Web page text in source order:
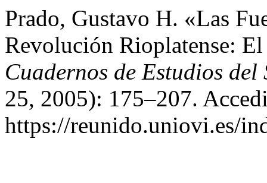
Prado, Gustavo H. «Las
Revolución Rioplatense:
Cuadernos de Estudios
25, 2005): 175–207.
https://reunido.uniovi.es/